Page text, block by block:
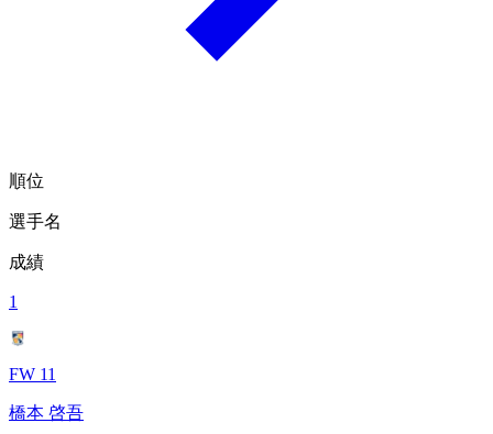
順位
選手名
成績
1
FW 11
橋本 啓吾